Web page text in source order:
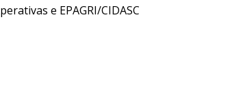
e EPAGRI/CIDASC